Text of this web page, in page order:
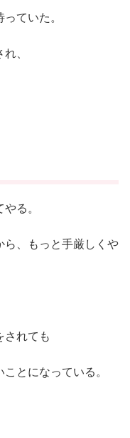
ていた。
、
る。
ら、もっと手厳しくや
されても
とになっている。